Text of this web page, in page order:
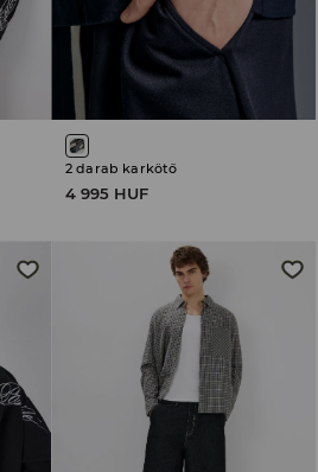
2 darab karkötő
4 995 HUF